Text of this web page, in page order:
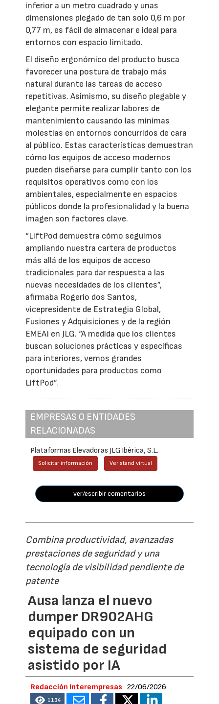
inferior a un metro cuadrado y unas
dimensiones plegado de tan solo 0,6 m por
0,77 m, es fácil de almacenar e ideal para
entornos con espacio limitado.
El diseño ergonómico del producto busca
favorecer una postura de trabajo más
natural durante las tareas de acceso
repetitivas. Asimismo, su diseño plegable y
elegante permite realizar labores de
mantenimiento causando las mínimas
molestias en entornos concurridos de cara
al público. Estas características demuestran
cómo los equipos de acceso modernos
pueden diseñarse para cumplir tanto con los
requisitos operativos como con los
ambientales, especialmente en espacios
públicos donde la profesionalidad y la buena
imagen son factores clave.
“LiftPod demuestra cómo seguimos
ampliando nuestra cartera de productos
más allá de los equipos de acceso
tradicionales para dar respuesta a las
nuevas necesidades de los clientes”,
afirmaba Rogerio dos Santos,
vicepresidente de Estrategia Global,
Fusiones y Adquisiciones y de la región
EMEAI en JLG. “A medida que los clientes
buscan soluciones prácticas y específicas
para interiores, vemos grandes
oportunidades para productos como
LiftPod”.
EMPRESAS O ENTIDADES
RELACIONADAS
Plataformas Elevadoras JLG Ibérica, S.L.
Solicitar información Ver stand virtual
ver/escribir comentarios
Combina productividad, avanzadas
prestaciones de seguridad y una
tecnología de visibilidad pendiente de
patente
Ausa lanza el nuevo
dumper DR902AHG
equipado con un
sistema de seguridad
asistido por IA
Redacción Interempresas 22/06/2026
1134